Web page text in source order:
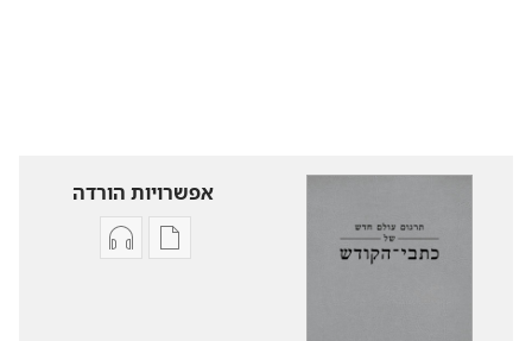
אפשרויות הורדה
אפשרויותאפשרויות